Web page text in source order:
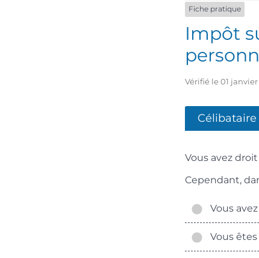
Fiche pratique
Impôt
Vérifié le 01
Célibataire
Vous avez
Cependant,
Vous
Vous